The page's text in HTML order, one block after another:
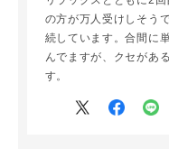
の方が万人受けしそう
続しています。合間に
んでますが、クセがあ
す。